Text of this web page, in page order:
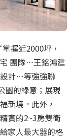
握近2000坪，
團隊…王銘鴻建
計…等強強聯
園的綠意；展現
新境。此外，
實的2~3房雙衛
家人最大器的格